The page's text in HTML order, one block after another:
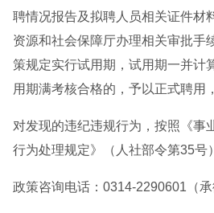
聘情况报告及拟聘人员相关证件材
资源和社会保障厅办理相关审批手
策规定实行试用期，试用期一并计
用期满考核合格的，予以正式聘用
对发现的违纪违规行为，按照《事
行为处理规定》（人社部令第35号
政策咨询电话：0314-2290601（承